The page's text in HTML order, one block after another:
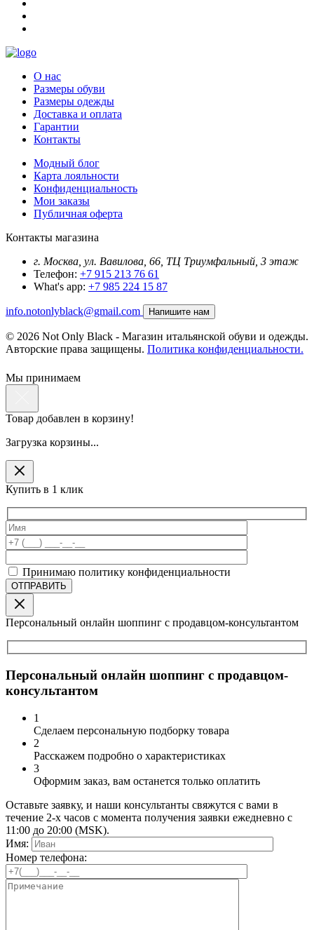
О нас
Размеры обуви
Размеры одежды
Доставка и оплата
Гарантии
Контакты
Модный блог
Карта лояльности
Конфиденциальность
Мои заказы
Публичная оферта
Контакты магазина
г. Москва, ул. Вавилова, 66, ТЦ Триумфальный, 3 этаж
Телефон: +7 915 213 76 61
What's app: +7 985 224 15 87
info.notonlyblack@gmail.com Напишите нам
© 2026 Not Only Black - Магазин итальянской обуви и одежды.
Авторские права защищены. Политика конфиденциальности.
Мы принимаем
Товар добавлен в корзину!
Загрузка корзины...
Купить в 1 клик
Принимаю политику конфиденциальности
Персональный онлайн шоппинг с продавцом-консультантом
Персональный онлайн шоппинг с продавцом-
консультантом
1
Сделаем персональную подборку товара
2
Расскажем подробно о характеристиках
3
Оформим заказ, вам останется только оплатить
Оставьте заявку, и наши консультанты свяжутся с вами в
течение 2-х часов с момента получения заявки ежедневно с
11:00 до 20:00 (MSK).
Имя:
Номер телефона: